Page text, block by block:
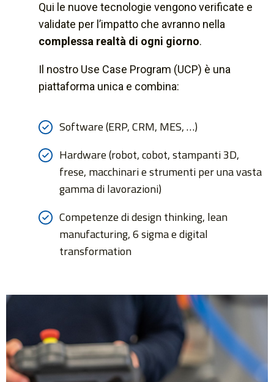
Qui le nuove tecnologie vengono verificate e
validate per l’impatto che avranno nella
complessa realtà di ogni giorno.
Il nostro Use Case Program (UCP) è una
piattaforma unica e combina:
Software (ERP, CRM, MES, …)
Hardware (robot, cobot, stampanti 3D,
frese, macchinari e strumenti per una vasta
gamma di lavorazioni)
Competenze di design thinking, lean
manufacturing, 6 sigma e digital
transformation